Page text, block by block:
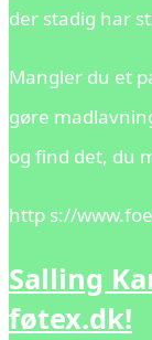
der stadig har
Mangler du et
gøre
og find det, du
http s://
Salling
føtex.dk!